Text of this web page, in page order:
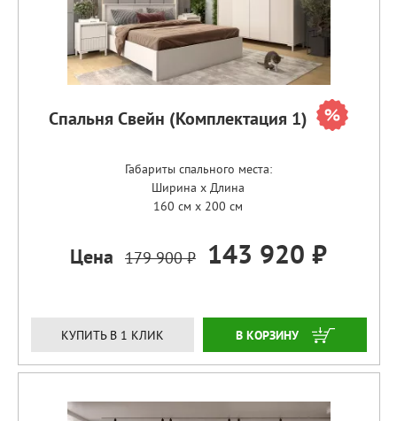
Спальня Свейн (Комплектация 1)
Габариты спального места:
Ширина x Длина
160 см x 200 см
Цена 179 900 ₽ 143 920 ₽
КУПИТЬ В 1 КЛИК ЗАКАЗАТЬ